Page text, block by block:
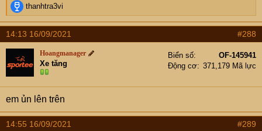
R
e
a
c
t
o
n
s
thanhtra3vi
14:13 16/09/2021 #288
Hoangmanager
Xe tăng
Biển số
OF-145941
Động cơ
371,179 Mã lực
em ủn lên trên
14:55 16/09/2021 #289